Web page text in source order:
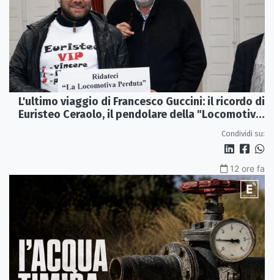
L'ultimo viaggio di Francesco Guccini: il ricordo di
Euristeo Ceraolo, il pendolare della "Locomotiva
Condividi su:
12 ore fa